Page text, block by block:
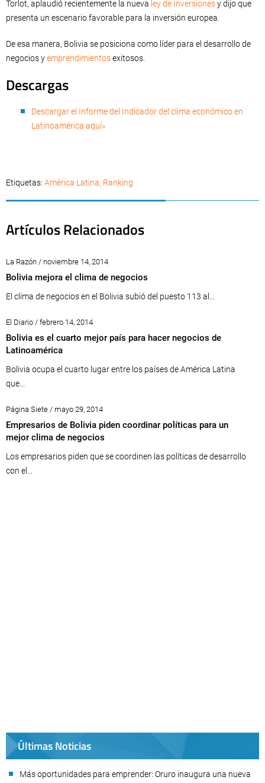
Torlot, aplaudió recientemente la nueva ley de Inversionesy dijo que
presenta un escenario favorable para la inversión europea.
De esa manera, Bolivia se posiciona como líder para el desarrollo de
negocios yemprendimientosexitosos.
Descargas
Descargar el Informe del Indicador del clima económico en
Latinoamérica aquí»
Etiquetas: América Latina, Ranking
Artículos Relacionados
La Razón / noviembre 14, 2014
Bolivia mejora el clima de negocios
El clima de negocios en el Bolivia subió del puesto 113 al...
El Diario / febrero 14, 2014
Bolivia es el cuarto mejor país para hacer negocios de
Latinoamérica
Bolivia ocupa el cuarto lugar entre los países de América Latina
que...
Página Siete / mayo 29, 2014
Empresarios de Bolivia piden coordinar políticas para un
mejor clima de negocios
Los empresarios piden que se coordinen las políticas de desarrollo
con el...
Últimas Noticias
Más oportunidades para emprender: Oruro inaugura una nueva